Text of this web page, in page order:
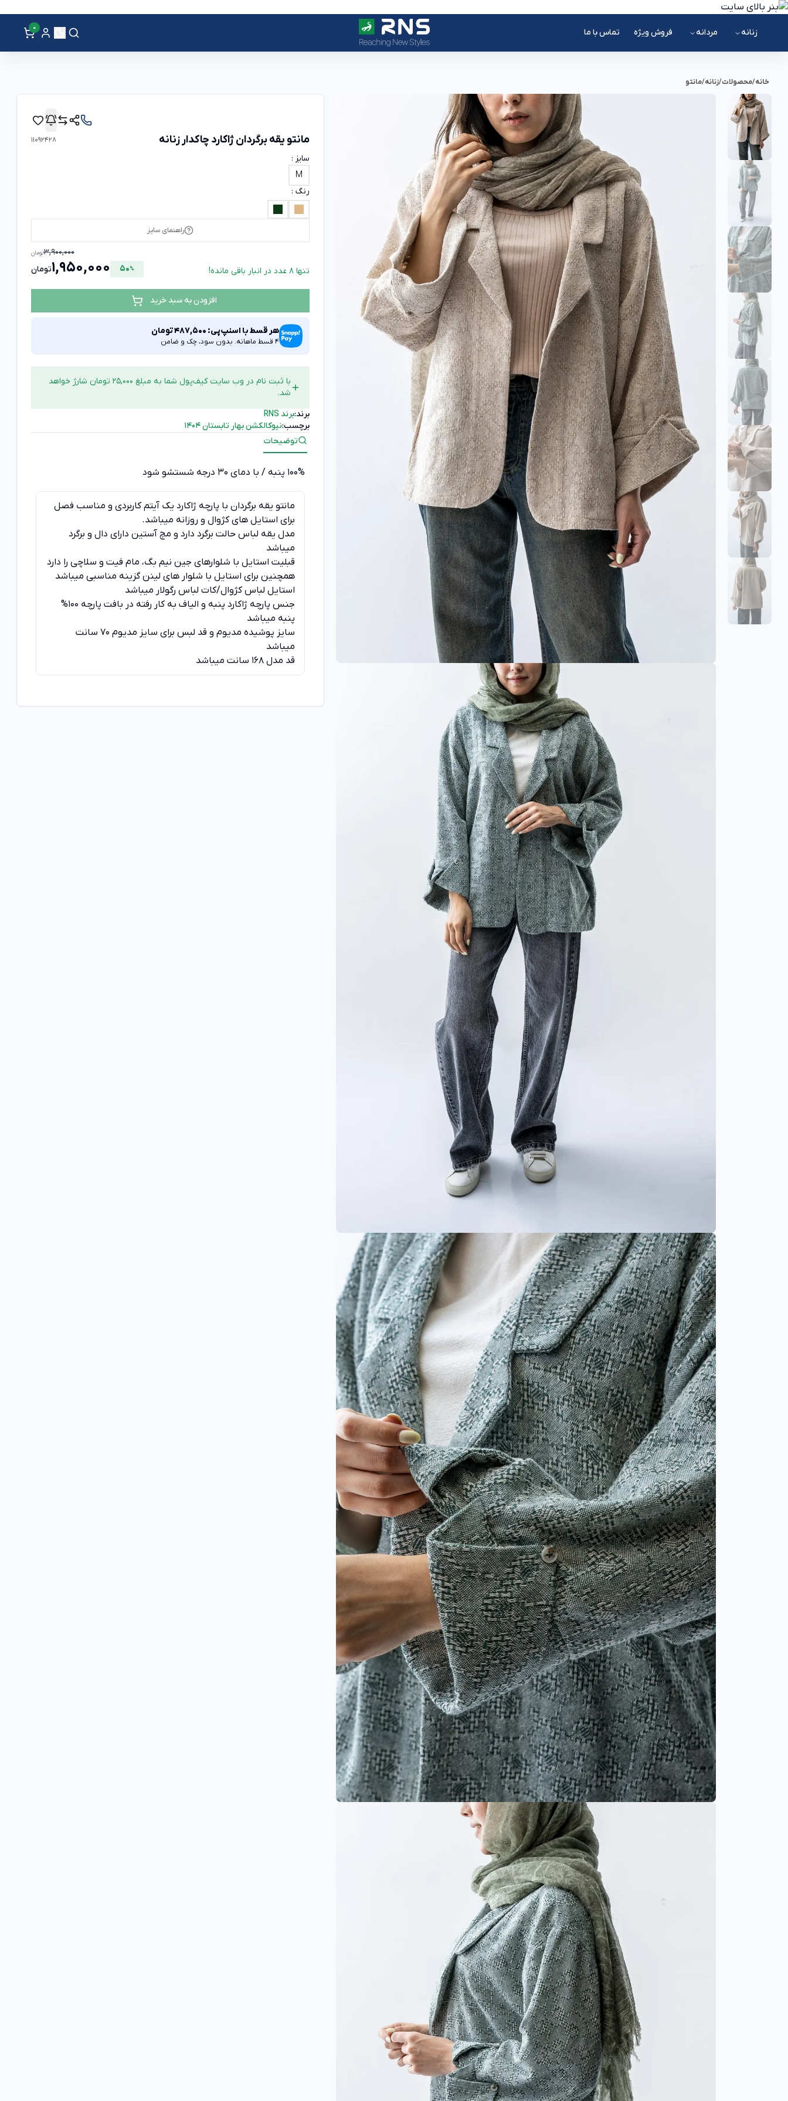
زنانه مردانه فروش ویژه تماس با ما 0
خانه/محصولات/زنانه/مانتو
مانتو یقه برگردان ژاکارد چاکدار زنانه 11092428
سایز :
M
رنگ :
راهنمای سایز
%
50
3,900,000تومان
1,950,000تومان تنها 8 عدد در انبار باقی مانده!
افزودن به سبد خرید
هر قسط با اسنپ‌پی: 487,500تومان
4 قسط ماهانه. بدون سود، چک و ضامن
با ثبت نام در وب سایت کیف‌پول شما به مبلغ 25,000 تومان شارژ خواهد
شد.
برند:برند RNS
برچسب:نیوکالکشن بهار تابستان 1404
توضیحات
100% پنبه / با دمای 30 درجه شستشو شود
مانتو یقه برگردان با پارچه ژاکارد یک آیتم کاربردی و مناسب فصل
برای استایل های کژوال و روزانه میباشد.
مدل یقه لباس حالت برگرد دارد و مچ آستین دارای دال و برگرد
میباشد
قبلیت استایل با شلوارهای جین نیم بگ، مام فیت و سلاچی را دارد
همچنین برای استایل با شلوار های لینن گزینه مناسبی میباشد
استایل لباس کژوال/کات لباس رگولار میباشد
جنس پارچه ژاکارد پنبه و الیاف به کار رفته در بافت پارچه 100%
پنبه میباشد
سایز پوشیده مدیوم و قد لبس برای سایز مدیوم 70 سانت
میباشد
قد مدل 168 سانت میباشد